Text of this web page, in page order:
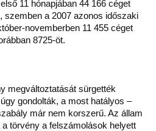
11 hónapjában 44 166 céget
szemben a 2007 azonos időszaki
novemberben 11 455 céget
8725-öt.
megváltoztatását sürgették
gondolták, a most hatályos –
már nem korszerű. Az állam
törvény a felszámolások helyett